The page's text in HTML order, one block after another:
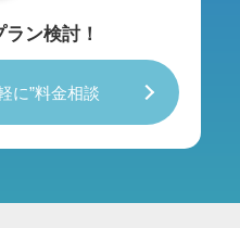
ン検討！
に”料金相談